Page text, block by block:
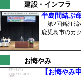
建設・インフラ
半島間結ぶ
第2回錦江湾
鹿児島市のカ
お悔やみ
【お悔や